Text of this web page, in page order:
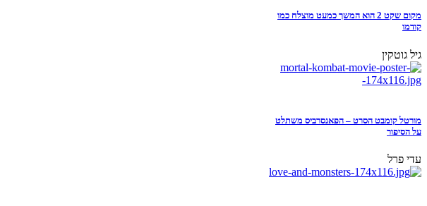
מקום שקט 2 הוא המשך כמעט מוצלח כמו
קודמו
גיל גוטקין
מורטל קומבט הסרט – הפאנסרביס משתלט
על הסיפור
עדי פרל